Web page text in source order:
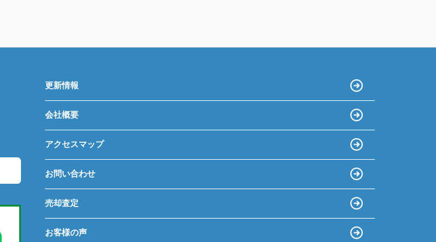
更新情報
会社概要
アクセスマップ
お問い合わせ
売却査定
お客様の声